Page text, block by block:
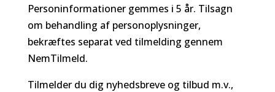
Personinformationer gemmes i 5 år. Tilsagn
om behandling af personoplysninger,
bekræftes separat ved tilmelding gennem
NemTilmeld.
Tilmelder du dig nyhedsbreve og tilbud m.v.,